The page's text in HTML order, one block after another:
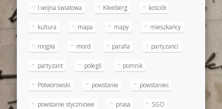
I wojna światowa Kleeberg kościół
kultura mapa mapy mieszkańcy
mogiła mord parafia partyzanci
partyzant polegli pomnik
Potworowski powstanie powstaniec
powstanie styczniowe prasa SGO